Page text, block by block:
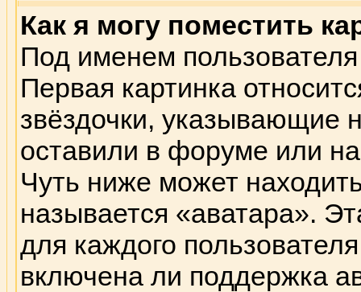
Как я могу поместить
Под именем
Первая картинка
звёздочки, указывающие
оставили в форуме или
Чуть ниже может
называется «аватара».
для каждого
включена ли поддержка